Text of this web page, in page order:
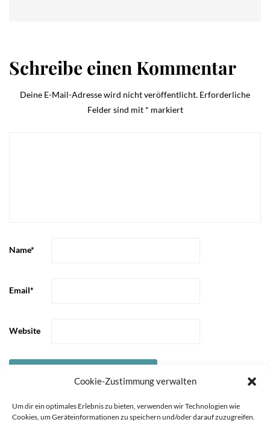
Cookie-Zustimmung verwalten
Um dir ein optimales Erlebnis zu bieten, verwenden wir Technologien wie
Cookies, um Geräteinformationen zu speichern und/oder darauf zuzugreifen.
Schreibe einen Kommentar
Deine E-Mail-Adresse wird nicht veröffentlicht. Erforderliche
Felder sind mit * markiert
Name*
Email*
Website